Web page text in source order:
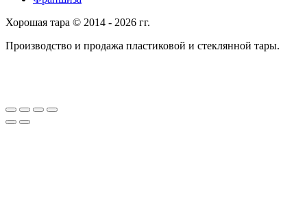
Хорошая тара © 2014 - 2026 гг.
Производство и продажа пластиковой и стеклянной тары.